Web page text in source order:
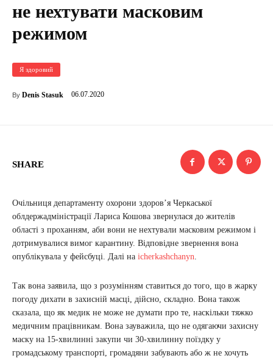
не нехтувати масковим
режимом
Я здоровий
By Denis Stasuk 06.07.2020
SHARE
Очільниця департаменту охорони здоров’я Черкаської
облдержадміністрації Лариса Кошова звернулася до жителів
області з проханням, аби вони не нехтували масковим режимом і
дотримувалися вимог карантину. Відповідне звернення вона
опублікувала у фейсбуці. Далі на icherkashchanyn.
Так вона заявила, що з розумінням ставиться до того, що в жарку
погоду дихати в захисній масці, дійсно, складно. Вона також
сказала, що як медик не може не думати про те, наскільки тяжко
медичним працівникам. Вона зауважила, що не одягаючи захисну
маску на 15-хвилинні закупи чи 30-хвилинну поїздку у
громадському транспорті, громадяни забувають або ж не хочуть